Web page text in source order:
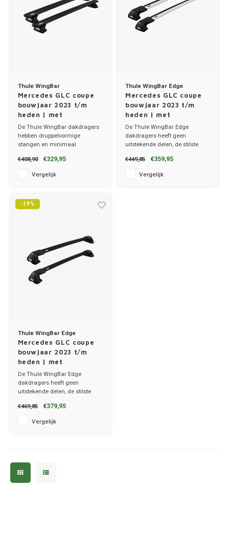
Thule WingBar
Mercedes GLC coupe
bouwjaar 2023 t/m
heden | met
montagepunten
De Thule WingBar dakdragers
hebben druppelvormige
stangen en minimaal
✔ set van 2 dragers
✔ stang breedte 8cm
€408,90 €329,95
Vergelijk
Thule WingBar Edge
Mercedes GLC coupe
bouwjaar 2023 t/m
heden | met
montagepunten
De Thule WingBar Edge
dakdragers heeft geen
uitstekende delen, de stilste
✔ set van 2 dragers
✔ stang breedte 8cm
€449,85 €359,95
Vergelijk
-19%
Thule WingBar Edge
Mercedes GLC coupe
bouwjaar 2023 t/m
heden | met
montagepunten
De Thule WingBar Edge
dakdragers heeft geen
uitstekende delen, de stilste
✔ set van 2 dragers
✔ stang breedte 8cm
€469,85 €379,95
Vergelijk